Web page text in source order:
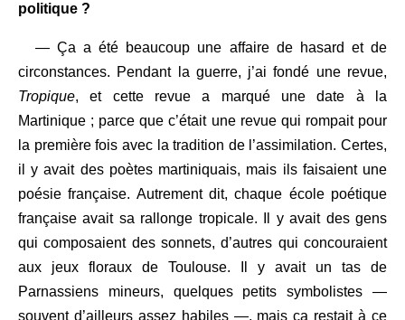
politique ?
— Ça a été beaucoup une affaire de hasard et de
circonstances. Pendant la guerre, j’ai fondé une revue,
Tropique, et cette revue a marqué une date à la
Martinique ; parce que c’était une revue qui rompait pour
la première fois avec la tradition de l’assimilation. Certes,
il y avait des poètes martiniquais, mais ils faisaient une
poésie française. Autrement dit, chaque école poétique
française avait sa rallonge tropicale. Il y avait des gens
qui composaient des sonnets, d’autres qui concouraient
aux jeux floraux de Toulouse. Il y avait un tas de
Parnassiens mineurs, quelques petits symbolistes —
souvent d’ailleurs assez habiles —, mais ça restait à ce